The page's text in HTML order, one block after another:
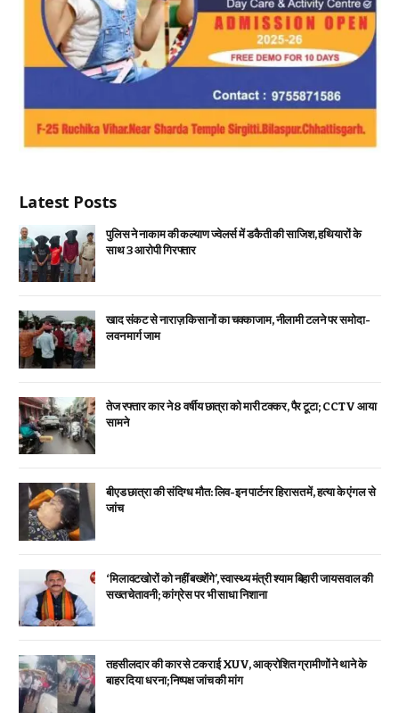
Latest Posts
पुलिस ने नाकाम की कल्याण ज्वेलर्स में डकैती की साजिश, हथियारों के
साथ 3 आरोपी गिरफ्तार
खाद संकट से नाराज़ किसानों का चक्काजाम, नीलामी टलने पर समोदा-
लवन मार्ग जाम
तेज रफ्तार कार ने 8 वर्षीय छात्रा को मारी टक्कर, पैर टूटा; CCTV आया
सामने
बीएड छात्रा की संदिग्ध मौत: लिव-इन पार्टनर हिरासत में, हत्या के एंगल से
जांच
‘मिलावटखोरों को नहीं बख्शेंगे’, स्वास्थ्य मंत्री श्याम बिहारी जायसवाल की
सख्त चेतावनी; कांग्रेस पर भी साधा निशाना
तहसीलदार की कार से टकराई XUV, आक्रोशित ग्रामीणों ने थाने के
बाहर दिया धरना; निष्पक्ष जांच की मांग